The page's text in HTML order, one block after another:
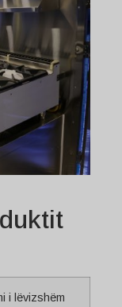
i lëvizshëm